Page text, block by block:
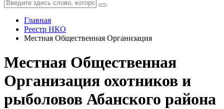
Главная
Реестр НКО
Местная Общественная Организация
Местная Общественная
Организация охотников и
рыболовов Абанского района